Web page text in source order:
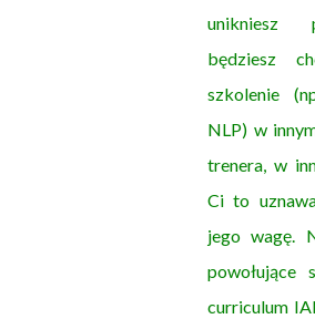
unikniesz
będziesz
szkolenie
NLP) w
trenera, w
Ci to
jego wagę.
powołujące
curriculum